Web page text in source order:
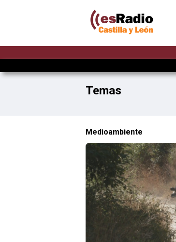
Temas
Medioambiente